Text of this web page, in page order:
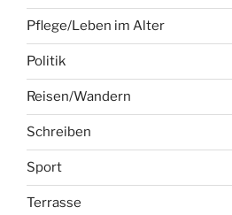
Pflege/Leben im Alter
Politik
Reisen/Wandern
Schreiben
Sport
Terrasse